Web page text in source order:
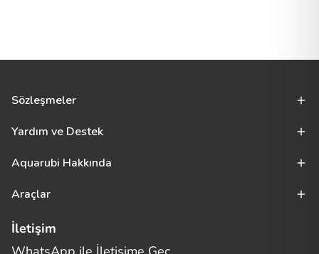
Sözleşmeler
Yardım ve Destek
Aquarubi Hakkında
Araçlar
İletişim